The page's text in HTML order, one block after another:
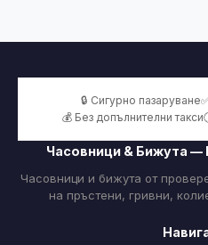
🔒 Сигурно пазаруване
💰 Без допълнителни такси
Часовници & Бижута —
Часовници и бижута от
на пръстени, гривни,